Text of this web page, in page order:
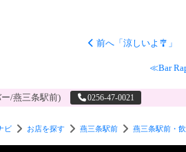
前へ「涼しいよ🎐」
≪Bar
/燕三条駅前) 0256-47-0021
ビ お店を探す 燕三条駅前 燕三条駅前・